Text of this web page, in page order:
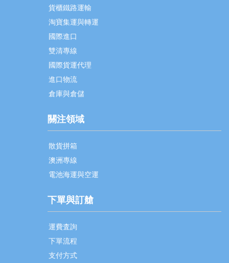
貨櫃鐵路運輸
淘寶集運與轉運
國際進口
雙清專線
國際貨運代理
進口物流
倉庫與倉儲
關注領域
散貨拼箱
澳洲專線
電池海運與空運
下單與訂艙
運費査詢
下單流程
支付方式